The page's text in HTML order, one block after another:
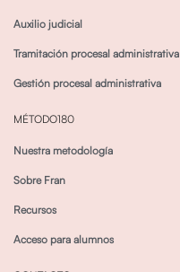
Auxilio judicial
Tramitación procesal administrativa
Gestión procesal administrativa
MÉTODO180
Nuestra metodología
Sobre Fran
Recursos
Acceso para alumnos